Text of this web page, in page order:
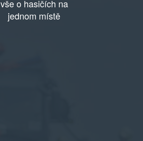
vše o hasičích na
jednom místě